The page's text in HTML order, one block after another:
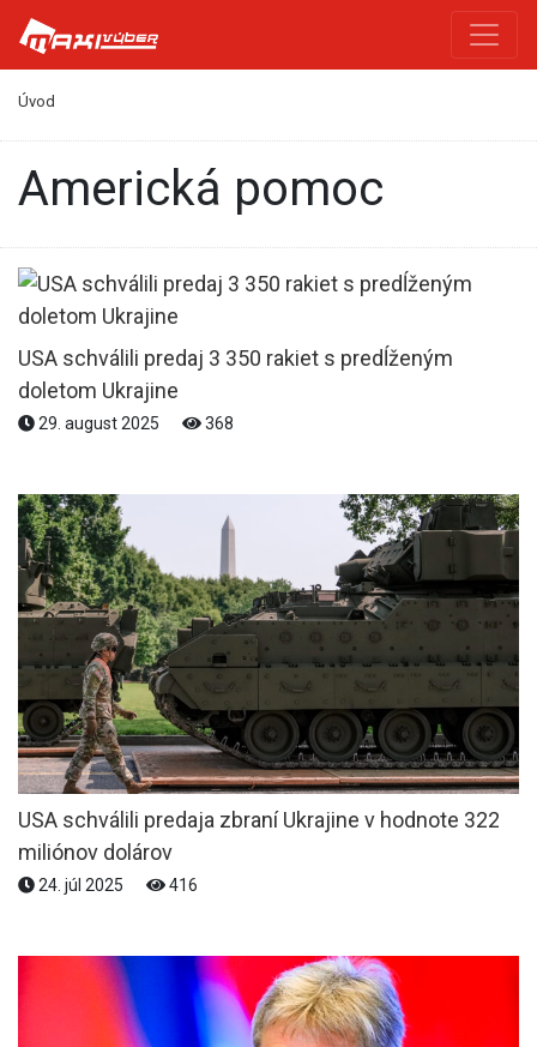
Úvod
americká pomoc
USA schválili predaj 3 350 rakiet s predĺženým
doletom Ukrajine
29. august 2025 368
USA schválili predaja zbraní Ukrajine v hodnote 322
miliónov dolárov
24. júl 2025 416